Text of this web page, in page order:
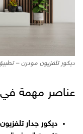
ديكور تلفزيون مودرن –
عناصر مهمة في
ديكور جدار تلفزيون